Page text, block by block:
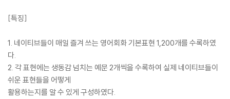
[특징]
1. 네이티브들이 매일 즐겨 쓰는 영어회화 기본표현 1,200개를 수록하였
다.
2. 각 표현에는 생동감 넘치는 예문 2개씩을 수록하여 실제 네이티브들이
쉬운 표현들을 어떻게
활용하는지를 알 수 있게 구성하였다.